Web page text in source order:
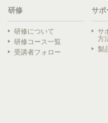
研修
研修について
研修コース一覧
受講者フォロー
サポ
サ
方
製